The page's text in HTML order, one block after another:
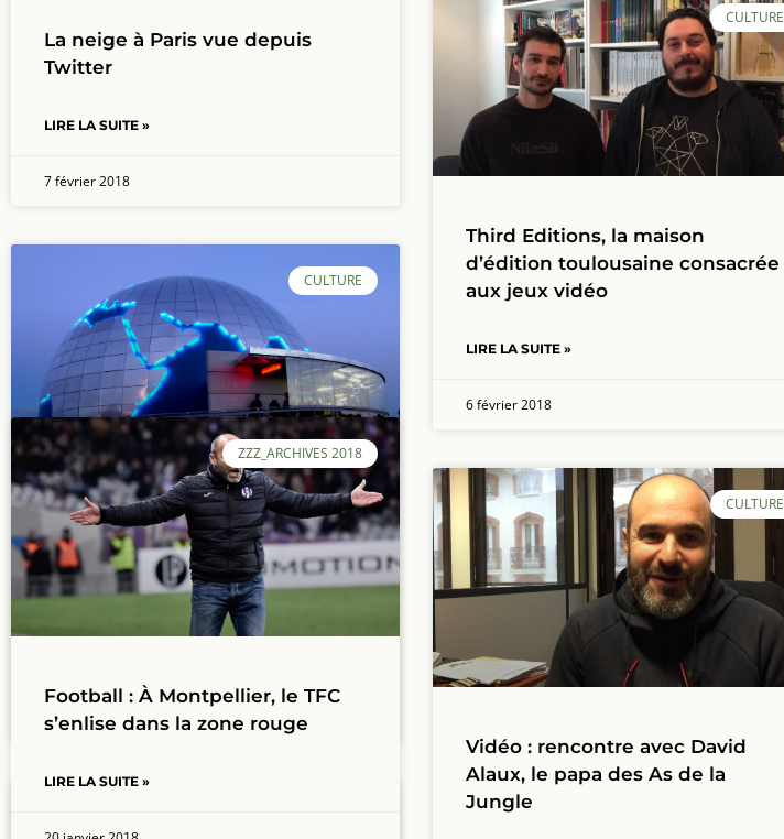
La neige à Paris vue depuis
Twitter
LIRE LA SUITE »
7 février 2018
CULTURE
Third Editions, la maison
d’édition toulousaine consacrée
aux jeux vidéo
LIRE LA SUITE »
6 février 2018
CULTURE
La Cité de l’Espace va vous
permettre d’acheter une navette
spatiale
1 février 2018
CULTURE
Vidéo : rencontre avec David
Alaux, le papa des As de la
Jungle
ZZZ_ARCHIVES 2018
Football : À Montpellier, le TFC
s’enlise dans la zone rouge
LIRE LA SUITE »